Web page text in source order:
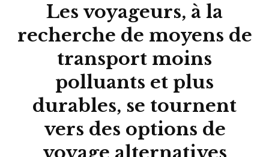
Les voyageurs, à la
recherche de moyens de
transport moins
polluants et plus
durables, se tournent
vers des options de
voyage alternatives